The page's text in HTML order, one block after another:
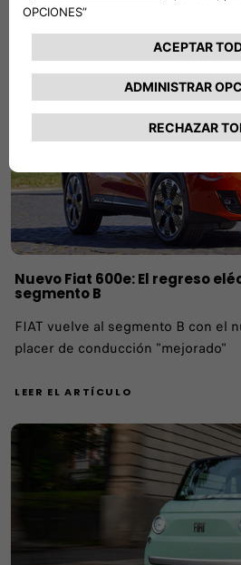
LEER EL ARTÍCULO
Nuevo Fiat 600e: El regreso
segmento B
FIAT vuelve al segmento B con el
placer de conducción "mejorado"
LEER EL ARTÍCULO